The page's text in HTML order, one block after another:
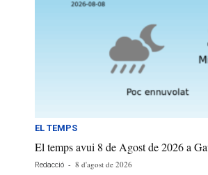
EL TEMPS
El temps avui 8 de Agost de 2026 a
Redacció - 8 d'agost de 2026